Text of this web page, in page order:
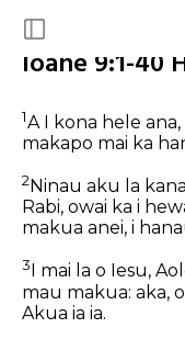
Ioane 9:1-40
1A I kona hele
makapo mai ka
2 Ninau aku la
Rabi, owai ka i
makua anei, i
3
I mai la o Iesu,
mau makua: aka,
Akua ia ia.